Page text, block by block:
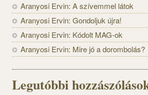
Aranyosi Ervin: A szívemmel látok
Aranyosi Ervin: Gondoljuk újra!
Aranyosi Ervin: Kódolt MAG-ok
Aranyosi Ervin: Mire jó a dorombolás?
Legutóbbi